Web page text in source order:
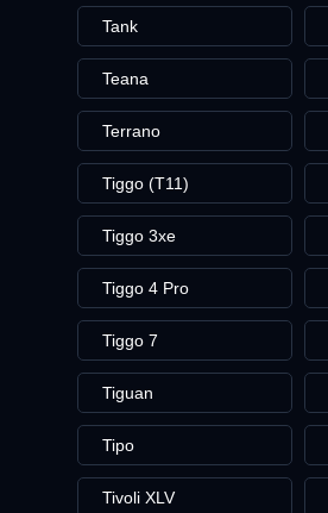
Tank
Teana
Terrano
Tiggo (T11)
Tiggo 3xe
Tiggo 4 Pro
Tiggo 7
Tiguan
Tipo
Tivoli XLV